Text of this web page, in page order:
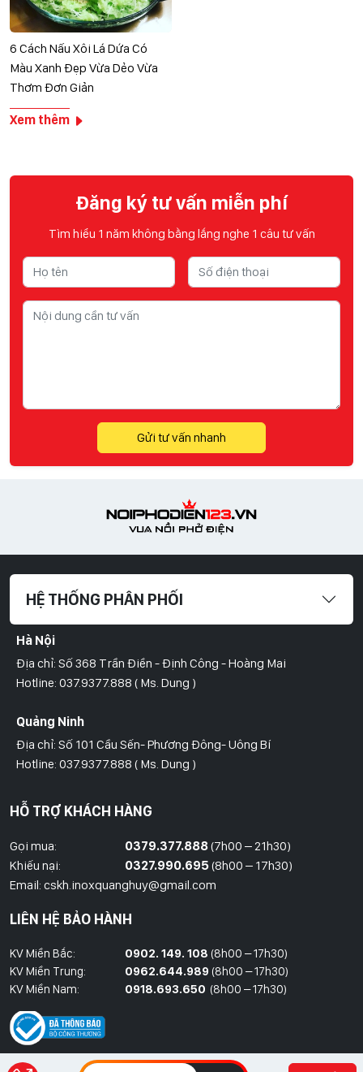
6 Cách Nấu Xôi Lá Dứa Có
Màu Xanh Đẹp Vừa Dẻo Vừa
Thơm Đơn Giản
Xem thêm
Đăng ký tư vấn miễn phí
Tìm hiểu 1 năm không bằng lắng nghe 1 câu tư vấn
Gửi tư vấn nhanh
HỆ THỐNG PHÂN PHỐI
Hà Nội
Địa chỉ: Số 368 Trần Điền - Định Công - Hoàng Mai
Hotline: 037.9377.888 ( Ms. Dung )
Quảng Ninh
Địa chỉ: Số 101 Cầu Sến- Phương Đông- Uông Bí
Hotline: 037.9377.888 ( Ms. Dung )
Hồ Chí Minh
Hotline: 09786.01.388 ( Mr. Huy )
Thái Bình
Hotline: 037.9377.888 ( Ms. Dung )
Đồng Nai
Địa Chỉ : 1066- QL 51 Tổ 3- Ấp Đồng- Phước Tân- Biên Hòa
HỖ TRỢ KHÁCH HÀNG
Gọi mua: 0379.377.888(7h00 – 21h30)
Khiếu nại:
0327.990.695(8h00 – 17h30)
Email: cskh.inoxquanghuy@gmail.com
LIÊN HỆ BẢO HÀNH
KV Miền Bắc: 0902. 149. 108 (8h00 – 17h30)
KV Miền Trung:
0962.644.989 (8h00 – 17h30)
KV Miền Nam:
0918.693.650 (8h00 – 17h30)